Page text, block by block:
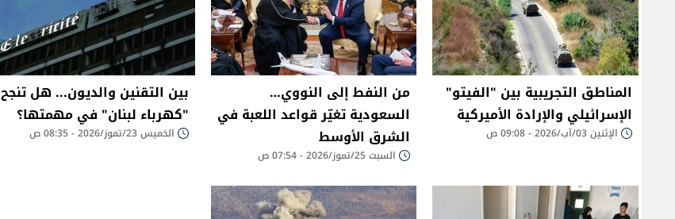
المناطق التجريبية بين "الفيتو"
الإسرائيلي والإرادة الأميركية
الإثنين 03/آب/2026 - 09:08 ص
من النفط إلى النووي…
السعودية تغيّر قواعد اللعبة في
الشرق الأوسط
السبت 25/تموز/2026 - 07:54 ص
بين التقنين والديون... هل تنجح
"كهرباء لبنان" في مهمتها؟
الخميس 23/تموز/2026 - 08:35 ص